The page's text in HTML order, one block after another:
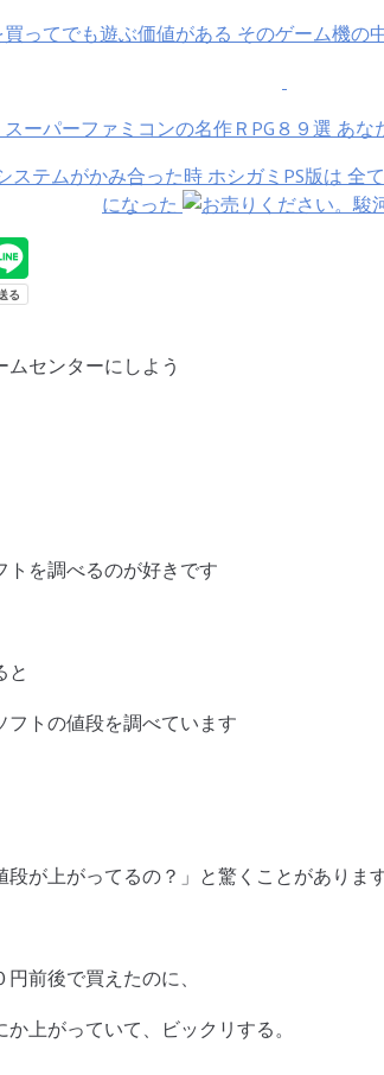
ってでも遊ぶ価値がある そのゲーム機の
ーパーファミコンの名作ＲPG８９選 あな
ステムがかみ合った時 ホシガミPS版は 全
になった
ムセンターにしよう
トを調べるのが好きです
と
フトの値段を調べています
段が上がってるの？」と驚くことがあります
前後で買えたのに、
上がっていて、ビックリする。